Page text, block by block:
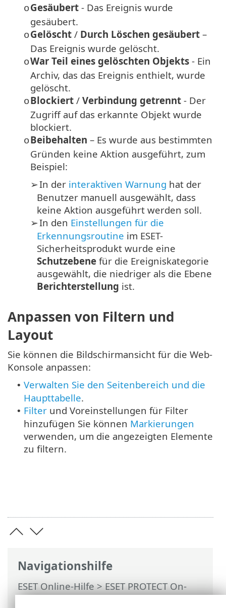
Navigationshilfe
ESET Online-Hilfe>ESET PROTECT On-
Prem>Verwendung von ESET PROTECT
oGesäubert - Das Ereignis wurde
gesäubert.
oGelöscht / Durch Löschen gesäubert –
Das Ereignis wurde gelöscht.
oWar Teil eines gelöschten Objekts - Ein
Archiv, das das Ereignis enthielt, wurde
gelöscht.
oBlockiert / Verbindung getrennt - Der
Zugriff auf das erkannte Objekt wurde
blockiert.
oBeibehalten – Es wurde aus bestimmten
Gründen keine Aktion ausgeführt, zum
Beispiel:
➢In der interaktiven Warnung hat der
Benutzer manuell ausgewählt, dass
keine Aktion ausgeführt werden soll.
➢In den Einstellungen für die
Erkennungsroutine im ESET-
Sicherheitsprodukt wurde eine
Schutzebene für die Ereigniskategorie
ausgewählt, die niedriger als die Ebene
Berichterstellung ist.
Anpassen von Filtern und
Layout
Sie können die Bildschirmansicht für die Web-
Konsole anpassen:
• Verwalten Sie den Seitenbereich und die
Haupttabelle.
• Filter und Voreinstellungen für Filter
hinzufügen Sie können Markierungen
verwenden, um die angezeigten Elemente
zu filtern.